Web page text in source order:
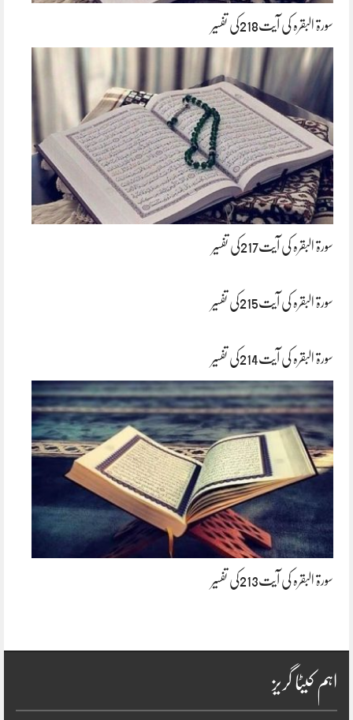
سورۃ البقرہ کی آیت218کی تفسیر
سورۃ البقرہ کی آیت217کی تفسیر
سورۃ البقرہ کی آیت215کی تفسیر
سورۃ البقرہ کی آیت214کی تفسیر
سورۃ البقرہ کی آیت213کی تفسیر
اہم کیٹا گریز